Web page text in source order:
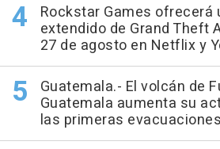
Rockstar Games ofrecerá
extendido de Grand Theft
27 de agosto en Netflix y
Guatemala.- El volcán de
Guatemala aumenta su
las primeras evacuaciones